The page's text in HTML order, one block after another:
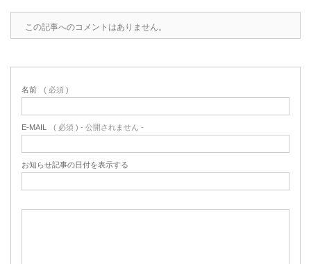
この記事へのコメントはありません。
名前 ( 必須 )
E-MAIL ( 必須 ) - 公開されません -
お知らせ記事の日付を表示する